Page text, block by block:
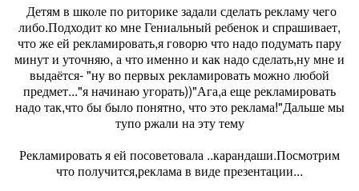
Детям в школе по риторике задали сделать рекламу чего
либо.Подходит ко мне Гениальный ребенок и спрашивает,
что же ей рекламировать,я говорю что надо подумать пару
минут и уточняю, а что именно и как надо сделать,ну мне и
выдаётся- "ну во первых рекламировать можно любой
предмет..."я начинаю угорать))"Ага,а еще рекламировать
надо так,что бы было понятно, что это реклама!"Дальше мы
тупо ржали на эту тему
Рекламировать я ей посоветовала ..карандаши.Посмотрим
что получится,реклама в виде презентации...